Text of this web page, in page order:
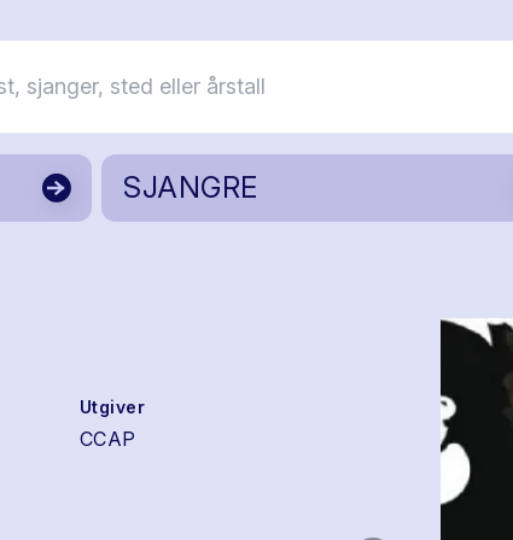
SJANGRE
Utgiver
CCAP